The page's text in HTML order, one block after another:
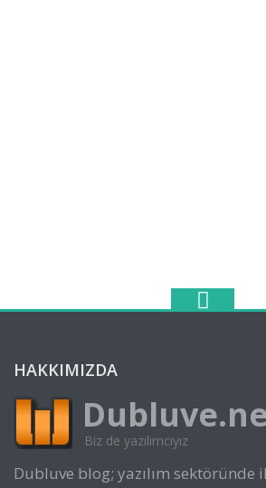
HAKKIMIZDA
Biz de yazılımcıyız
Dubluve blog; yazılım sektöründe